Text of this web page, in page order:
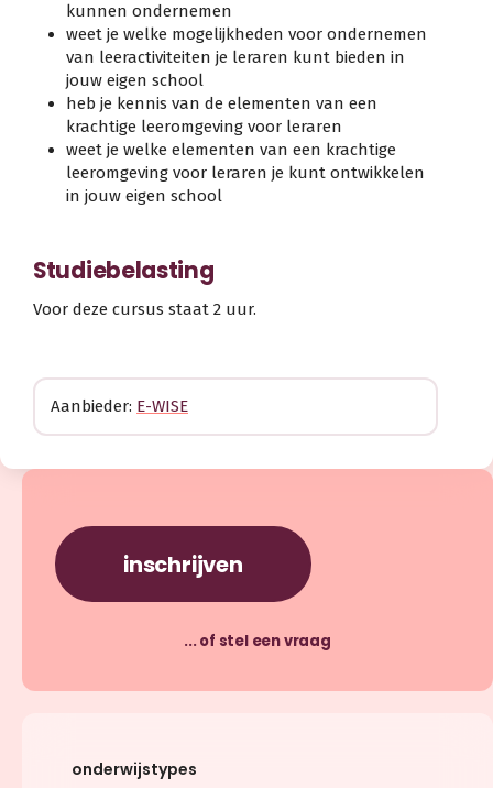
kunnen ondernemen
weet je welke mogelijkheden voor ondernemen
van leeractiviteiten je leraren kunt bieden in
jouw eigen school
heb je kennis van de elementen van een
krachtige leeromgeving voor leraren
weet je welke elementen van een krachtige
leeromgeving voor leraren je kunt ontwikkelen
in jouw eigen school
Studiebelasting
Voor deze cursus staat 2 uur.
Aanbieder: E-WISE
inschrijven
... of stel een vraag
onderwijstypes